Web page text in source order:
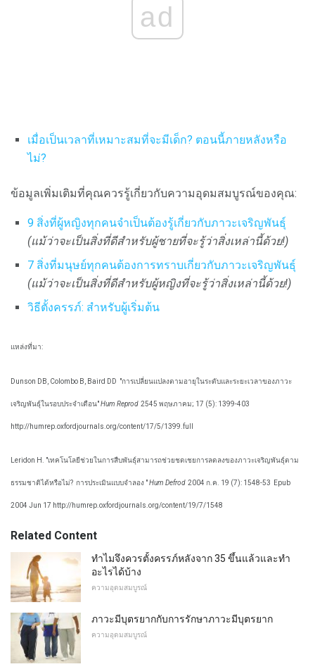
ad
เมื่อเป็นเวลาที่เหมาะสมที่จะมีเด็ก? ตอนนี้ภายหลังหรือ
ไม่?
ข้อมูลเพิ่มเติมที่คุณควรรู้เกี่ยวกับความอุดมสมบูรณ์ของคุณ:
9 สิ่งที่ผู้หญิงทุกคนจำเป็นต้องรู้เกี่ยวกับภาวะเจริญพันธุ์
(แม้ว่าจะเป็นสิ่งที่ดีสำหรับผู้ชายที่จะรู้ว่าสิ่งเหล่านี้ด้วย!)
7 สิ่งที่มนุษย์ทุกคนต้องการทราบเกี่ยวกับภาวะเจริญพันธุ์
(แม้ว่าจะเป็นสิ่งที่ดีสำหรับผู้หญิงที่จะรู้ว่าสิ่งเหล่านี้ด้วย!)
วิธีตั้งครรภ์: สำหรับผู้เริ่มต้น
แหล่งที่มา:
Dunson DB, Colombo B, Baird DD "การเปลี่ยนแปลงตามอายุในระดับและระยะเวลาของภาวะ
เจริญพันธุ์ในรอบประจำเดือน"Hum Reprod 2545 พฤษภาคม; 17 (5): 1399-403
http://humrep.oxfordjournals.org/content/17/5/1399.full
Leridon H. "เทคโนโลยีช่วยในการสืบพันธุ์สามารถช่วยชดเชยการลดลงของภาวะเจริญพันธุ์ตาม
ธรรมชาติได้หรือไม่? การประเมินแบบจำลอง "Hum Defrod 2004 ก.ค. 19 (7): 1548-53 Epub
2004 Jun 17 http://humrep.oxfordjournals.org/content/19/7/1548
Related Content
ทำไมจึงควรตั้งครรภ์หลังจาก 35 ขึ้นแล้วและทำ
อะไรได้บ้าง
ความอุดมสมบูรณ์
ภาวะมีบุตรยากกับการรักษาภาวะมีบุตรยาก
ความอุดมสมบูรณ์